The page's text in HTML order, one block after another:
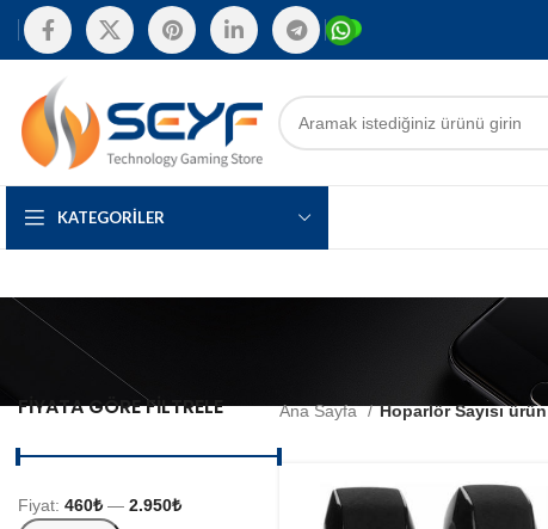
KATEGORILER
FIYATA GÖRE FILTRELE
Fiyat: 460₺ — 2.950₺
Ana Sayfa Hoparlör Sayısı ürün